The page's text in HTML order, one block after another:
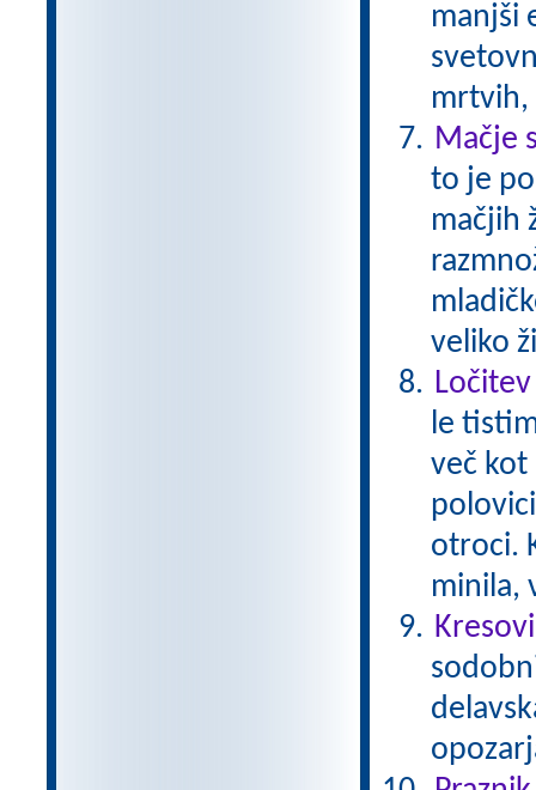
manjši
mrtvih,
Mačje
to je
mačjih
veliko
Ločitev
le
več kot
otroci.
minila,
Kresovi